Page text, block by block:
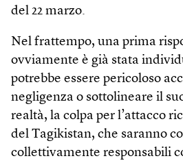
del 22 marzo.
Nel frattempo, una prima
ovviamente è già stata
potrebbe essere pericoloso
negligenza o sottolineare il
realtà, la colpa per l’attacco
del Tagikistan, che saranno
collettivamente responsabili